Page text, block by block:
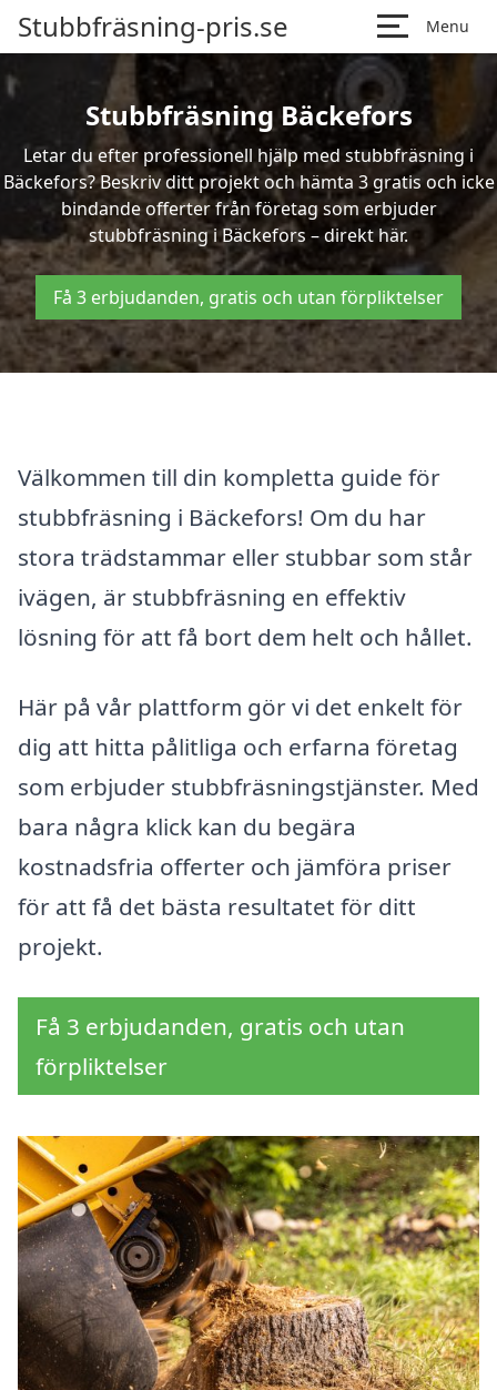
Stubbfräsning-pris.se Menu
Stubbfräsning Bäckefors
Letar du efter professionell hjälp med stubbfräsning i
Bäckefors? Beskriv ditt projekt och hämta 3 gratis och icke
bindande offerter från företag som erbjuder
stubbfräsning i Bäckefors – direkt här.
Få 3 erbjudanden, gratis och utan förpliktelser
Välkommen till din kompletta guide för
stubbfräsning i Bäckefors! Om du har
stora trädstammar eller stubbar som står
ivägen, är stubbfräsning en effektiv
lösning för att få bort dem helt och hållet.
Här på vår plattform gör vi det enkelt för
dig att hitta pålitliga och erfarna företag
som erbjuder stubbfräsningstjänster. Med
bara några klick kan du begära
kostnadsfria offerter och jämföra priser
för att få det bästa resultatet för ditt
projekt.
Få 3 erbjudanden, gratis och utan
förpliktelser